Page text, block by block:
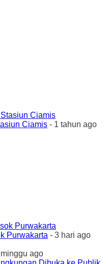
Ciamis - 1 tahun ago
Purwakarta - 3 hari ago
ago